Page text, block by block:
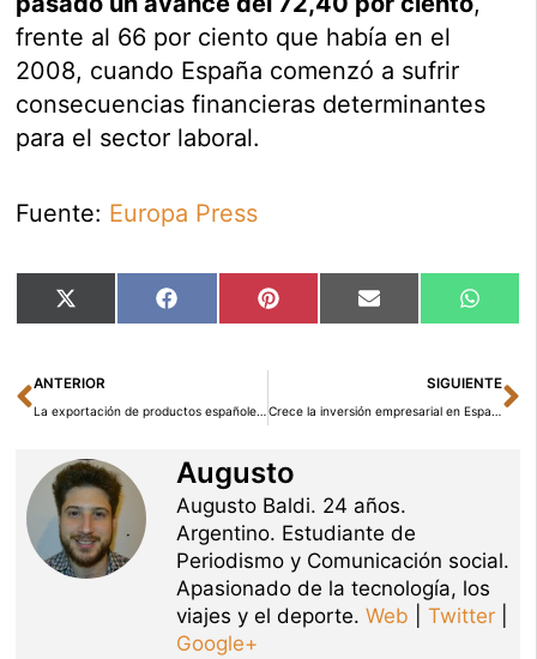
frente al 66 por ciento que había en el
2008, cuando España comenzó a sufrir
consecuencias financieras determinantes
para el sector laboral.
Fuente: Europa Press
Compartir
en
X
(Twitter)
Compartir
en
Facebook Compartir
en
Pinterest Compartir
en
Email
en
Ant
ANTERIOR
La exportación de productos españoles se frena en el primer semestre del año
SIGUIENTE
Crece la inversión empresarial en España
Augusto
Augusto Baldi. 24 años.
Argentino. Estudiante de
Periodismo y Comunicación social.
Apasionado de la tecnología, los
viajes y el deporte. Web Twitter|
Google+